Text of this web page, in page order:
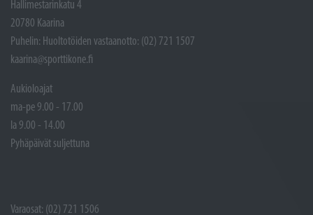
Hallimestarinkatu 4
20780 Kaarina
Puhelin: Huoltotöiden vastaanotto: (02) 721 1507
kaarina@sporttikone.fi
Aukioloajat
ma-pe 9.00 - 17.00
la 9.00 - 14.00
Pyhäpäivät suljettuna
Varaosat: (02) 721 1506